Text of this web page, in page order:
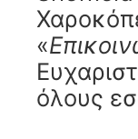
«
όλους